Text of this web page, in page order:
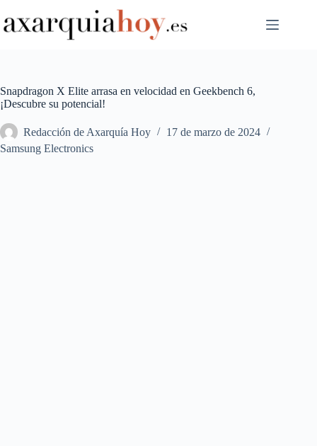
al
contenido
Snapdragon X Elite arrasa en velocidad en Geekbench 6,
¡Descubre su potencial!
Redacción de Axarquía Hoy
17 de marzo de 2024
Samsung Electronics